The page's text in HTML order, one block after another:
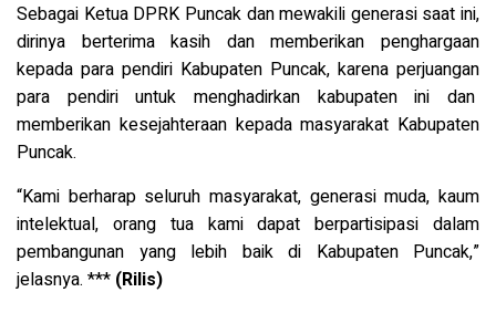
Sebagai Ketua DPRK Puncak dan mewakili generasi saat ini,
dirinya berterima kasih dan memberikan penghargaan
kepada para pendiri Kabupaten Puncak, karena perjuangan
para pendiri untuk menghadirkan kabupaten ini dan
memberikan kesejahteraan kepada masyarakat Kabupaten
Puncak.
“Kami berharap seluruh masyarakat, generasi muda, kaum
intelektual, orang tua kami dapat berpartisipasi dalam
pembangunan yang lebih baik di Kabupaten Puncak,”
jelasnya. *** (Rilis)